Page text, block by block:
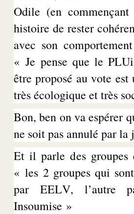
Odile (en commençant
histoire de rester
avec son
« Je pense que le
être proposé au vote est
très écologique et très
Bon, ben on va espérer
ne soit pas annulé par la
Et il parle des groupes
« les 2 groupes qui
par EELV, l’autre
Insoumise »